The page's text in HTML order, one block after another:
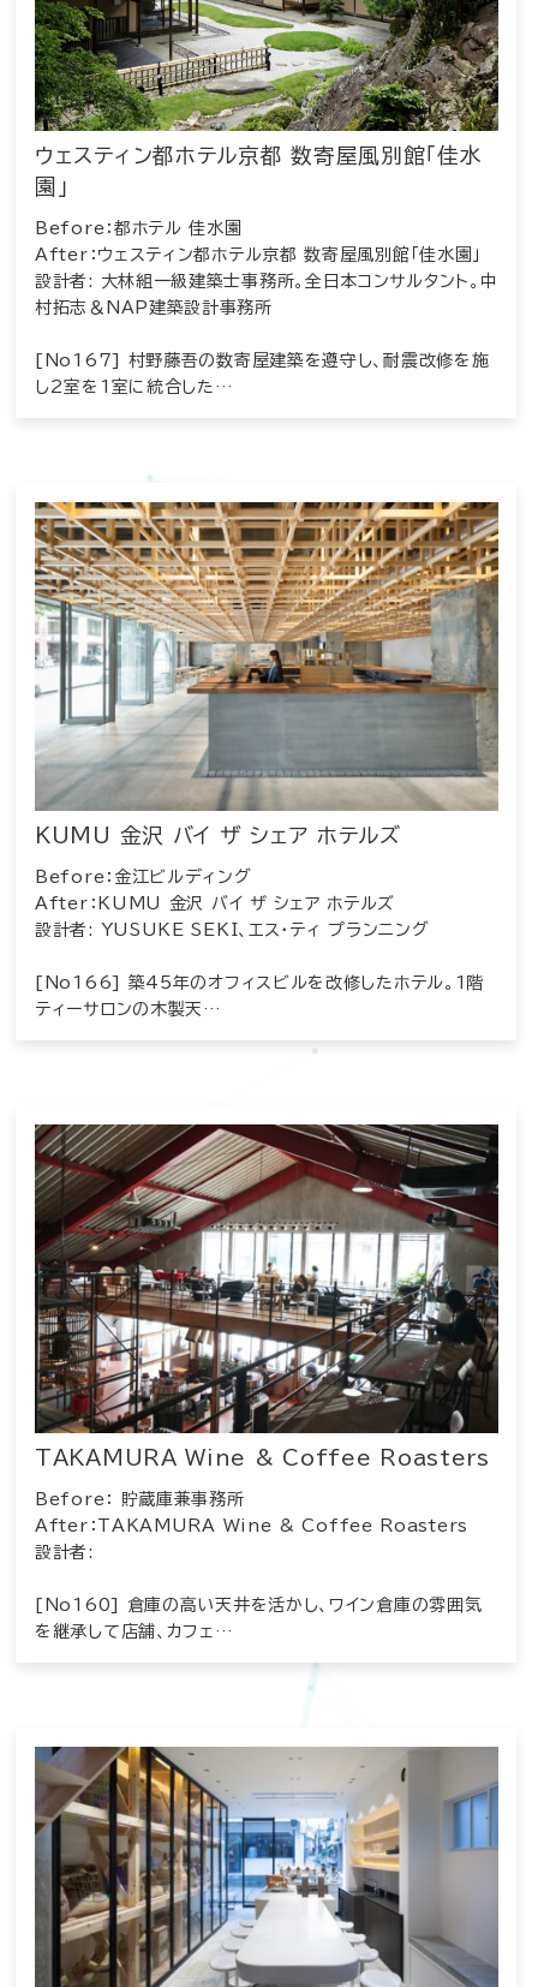
ウェスティン都ホテル京都 数寄屋風別館「佳水
園」
Before：都ホテル 佳水園
After：ウェスティン都ホテル京都 数寄屋風別館「佳水園」
設計者: 大林組一級建築士事務所。全日本コンサルタント。中
村拓志＆NAP建築設計事務所
[No167] 村野藤吾の数寄屋建築を遵守し、耐震改修を施
し2室を1室に統合した…
KUMU 金沢 バイ ザ シェア ホテルズ
Before：金江ビルディング
After：KUMU 金沢 バイ ザ シェア ホテルズ
設計者: YUSUKE SEKI、エス・ティ プランニング
[No166] 築45年のオフィスビルを改修したホテル。1階
ティーサロンの木製天…
TAKAMURA Wine & Coffee Roasters
Before： 貯蔵庫兼事務所
After：TAKAMURA Wine & Coffee Roasters
設計者:
[No160] 倉庫の高い天井を活かし、ワイン倉庫の雰囲気
を継承して店舗、カフェ…